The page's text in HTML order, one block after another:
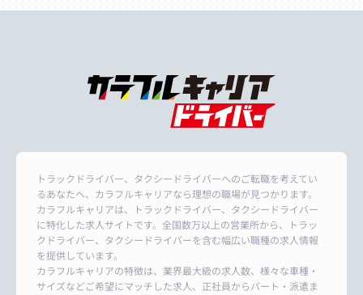
トラックドライバー、タクシードライバーへのご転職を考えてい
るあなたへ、カラフルキャリアなら理想の職場が見つかります。
カラフルキャリアは、トラックドライバー、タクシードライバー
に特化した求人サイトです。全国数万以上の営業所から、トラッ
クドライバー、タクシードライバーを含む幅広い職種の求人情報
を提供しています。
カラフルキャリアの特徴は、業界最大級の求人数、様々な車種・
サイズなどご希望にマッチした求人、正社員からパート・派遣ま